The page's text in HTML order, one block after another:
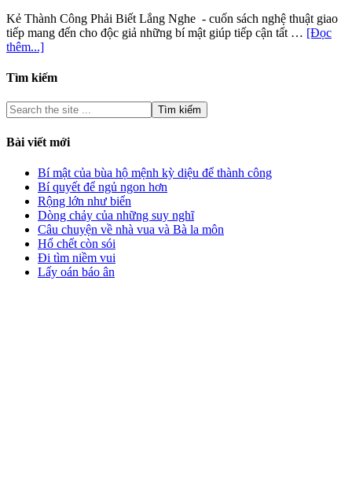
Kẻ Thành Công Phải Biết Lắng Nghe - cuốn sách nghệ thuật giao
tiếp mang đến cho độc giả những bí mật giúp tiếp cận tất … [Đọc
thêm...]
Tìm kiếm
Bài viết mới
Bí mật của bùa hộ mệnh kỳ diệu để thành công
Bí quyết để ngủ ngon hơn
Rộng lớn như biển
Dòng chảy của những suy nghĩ
Câu chuyện về nhà vua và Bà la môn
Hổ chết còn sói
Đi tìm niềm vui
Lấy oán báo ân